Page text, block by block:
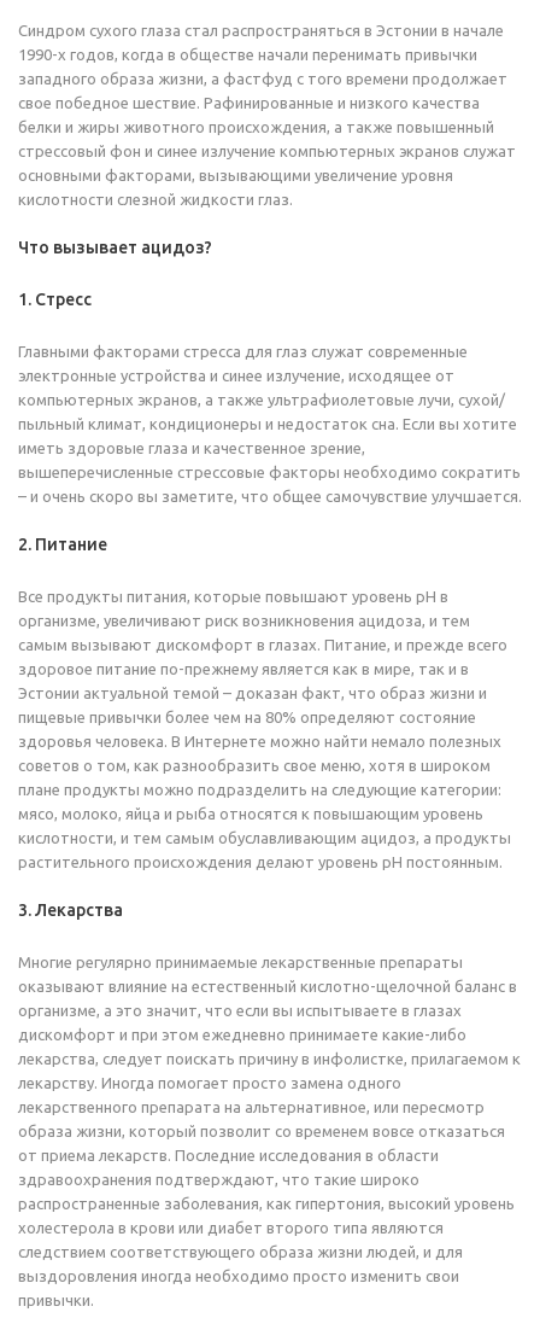
Синдром сухого глаза стал распространяться в Эстонии в начале
1990-х годов, когда в обществе начали перенимать привычки
западного образа жизни, а фастфуд с того времени продолжает
свое победное шествие. Рафинированные и низкого качества
белки и жиры животного происхождения, а также повышенный
стрессовый фон и синее излучение компьютерных экранов служат
основными факторами, вызывающими увеличение уровня
кислотности слезной жидкости глаз.
Что вызывает ацидоз?
1. Стресс
Главными факторами стресса для глаз служат современные
электронные устройства и синее излучение, исходящее от
компьютерных экранов, а также ультрафиолетовые лучи, сухой/
пыльный климат, кондиционеры и недостаток сна. Если вы хотите
иметь здоровые глаза и качественное зрение,
вышеперечисленные стрессовые факторы необходимо сократить
– и очень скоро вы заметите, что общее самочувствие улучшается.
2. Питание
Все продукты питания, которые повышают уровень pH в
организме, увеличивают риск возникновения ацидоза, и тем
самым вызывают дискомфорт в глазах. Питание, и прежде всего
здоровое питание по-прежнему является как в мире, так и в
Эстонии актуальной темой – доказан факт, что образ жизни и
пищевые привычки более чем на 80% определяют состояние
здоровья человека. В Интернете можно найти немало полезных
советов о том, как разнообразить свое меню, хотя в широком
плане продукты можно подразделить на следующие категории:
мясо, молоко, яйца и рыба относятся к повышающим уровень
кислотности, и тем самым обуславливающим ацидоз, а продукты
растительного происхождения делают уровень pH постоянным.
3. Лекарства
Многие регулярно принимаемые лекарственные препараты
оказывают влияние на естественный кислотно-щелочной баланс в
организме, а это значит, что если вы испытываете в глазах
дискомфорт и при этом ежедневно принимаете какие-либо
лекарства, следует поискать причину в инфолистке, прилагаемом к
лекарству. Иногда помогает просто замена одного
лекарственного препарата на альтернативное, или пересмотр
образа жизни, который позволит со временем вовсе отказаться
от приема лекарств. Последние исследования в области
здравоохранения подтверждают, что такие широко
распространенные заболевания, как гипертония, высокий уровень
холестерола в крови или диабет второго типа являются
следствием соответствующего образа жизни людей, и для
выздоровления иногда необходимо просто изменить свои
привычки.